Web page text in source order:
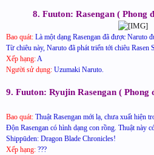
8. Fuuton: Rasengan ( Phong
Bao quát: Là một dạng Rasengan đã được Naruto
Từ chiêu này, Naruto đã phát triển tới chiêu Rasen
Xếp hạng: A
Người sử dụng: Uzumaki Naruto.
9. Fuuton: Ryujin Rasengan ( Phong
Bao quát: Thuật Rasengan mới lạ, chưa xuất hiện
Độn Rasengan có hình dạng con rồng. Thuật này
Shippūden: Dragon Blade Chronicles!
Xếp hạng: ???